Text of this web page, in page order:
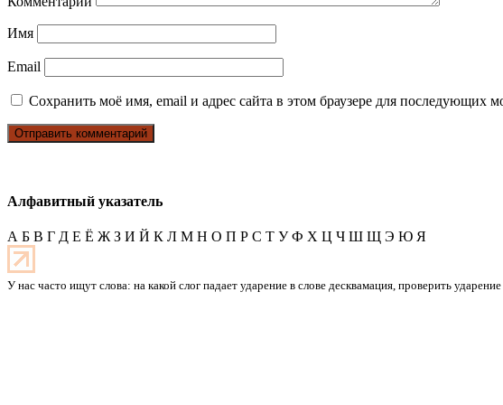
Имя
Email
Сохранить моё имя, email и адрес сайта в этом браузере для последующих
Алфавитный указатель
А Б В Г Д Е Ё Ж З И Й К Л М Н О П Р С Т У Ф Х Ц Ч Ш Щ Э Ю Я
У нас часто ищут слова: на какой слог падает ударение в слове десквамация, проверить